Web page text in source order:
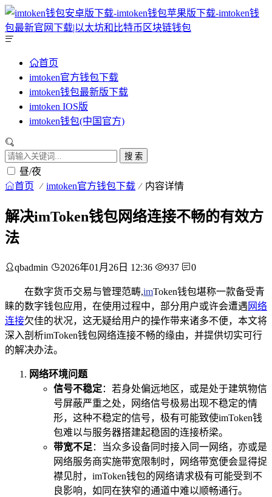
首页
imtoken官方钱包下载
imtoken钱包最新版下载
imtoken IOS版
imtoken钱包(中国官方)
搜 索
昼/夜
首页 imtoken官方钱包下载 内容详情
解决imToken钱包网络连接不畅的有效方
法
qbadmin 2026年01月26日 12:36 937 0
在数字货币交易与管理范畴,imToken钱包堪称一款备受青
睐的数字钱包应用，在使用过程中，部分用户或许会遭遇 网络
连接欠佳的状况，这无疑给用户的操作带来诸多不便，本文将
深入剖析imToken钱包网络连接不畅的缘由，并提供切实可行
的解决办法。
网络环境问题
信号不稳定：若身处偏远地区，或是处于建筑物信
号屏蔽严重之处，网络信号极易出现不稳定的情
形，这种不稳定的信号，极有可能致使imToken钱
包难以与服务器搭建起稳固的连接桥梁。
带宽不足 ：当众多设备同时接入同一网络，亦或是
网络服务商实施带宽限制时，网络带宽便会显得捉
襟见肘，imToken钱包的网络请求极有可能受到不
良影响，如同在狭窄的通道中难以顺畅通行。